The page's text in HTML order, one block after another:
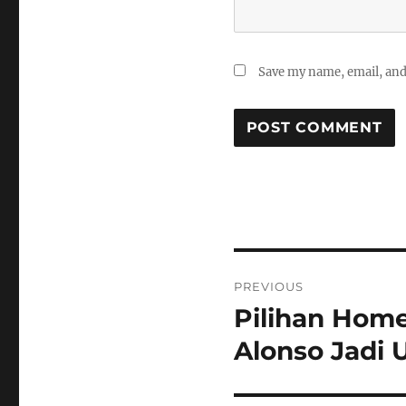
Save my name, email,
navigation
PREVIOUS
Previous
post:
Pilihan
Alonso Jadi